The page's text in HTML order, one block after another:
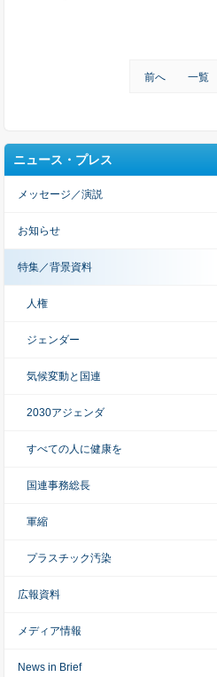
前へ 一覧
ニュース・プレス
メッセージ／演説
お知らせ
特集／背景資料
人権
ジェンダー
気候変動と国連
2030アジェンダ
すべての人に健康を
国連事務総長
軍縮
プラスチック汚染
広報資料
メディア情報
News in Brief